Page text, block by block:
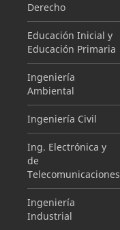
Derecho
Educación Inicial y
Educación Primaria
Ingeniería
Ambiental
Ingeniería Civil
Ing. Electrónica y
de
Telecomunicaciones
Ingeniería
Industrial